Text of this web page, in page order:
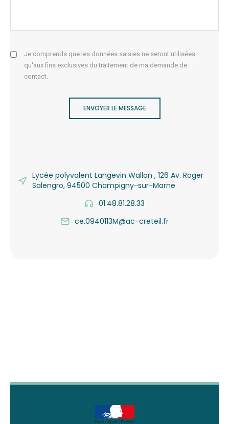
Je comprends que les données saisies ne seront utilisées
qu'aux fins exclusives du traitement de ma demande de
contact.
ENVOYER LE MESSAGE
Lycée polyvalent Langevin Wallon , 126 Av. Roger
Salengro, 94500 Champigny-sur-Marne
01.48.81.28.33
ce.0940113M@ac-creteil.fr